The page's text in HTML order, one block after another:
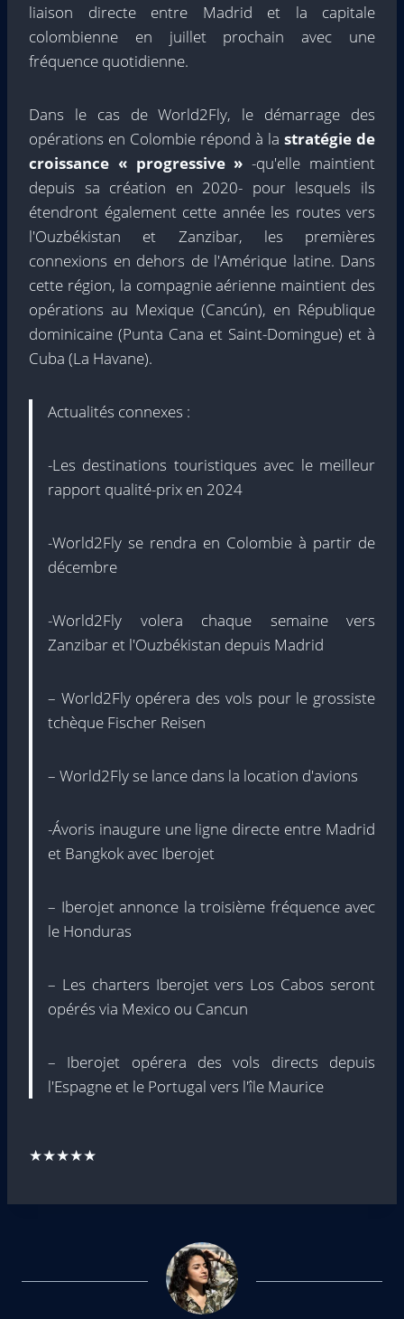
liaison directe entre Madrid et la capitale
colombienne en juillet prochain avec une
fréquence quotidienne.
Dans le cas de World2Fly, le démarrage des
opérations en Colombie répond à la stratégie de
croissance « progressive » -qu'elle maintient
depuis sa création en 2020- pour lesquels ils
étendront également cette année les routes vers
l'Ouzbékistan et Zanzibar, les premières
connexions en dehors de l'Amérique latine. Dans
cette région, la compagnie aérienne maintient des
opérations au Mexique (Cancún), en République
dominicaine (Punta Cana et Saint-Domingue) et à
Cuba (La Havane).
Actualités connexes :
-Les destinations touristiques avec le meilleur
rapport qualité-prix en 2024
-World2Fly se rendra en Colombie à partir de
décembre
-World2Fly volera chaque semaine vers
Zanzibar et l'Ouzbékistan depuis Madrid
– World2Fly opérera des vols pour le grossiste
tchèque Fischer Reisen
– World2Fly se lance dans la location d'avions
-Ávoris inaugure une ligne directe entre Madrid
et Bangkok avec Iberojet
– Iberojet annonce la troisième fréquence avec
le Honduras
– Les charters Iberojet vers Los Cabos seront
opérés via Mexico ou Cancun
– Iberojet opérera des vols directs depuis
l'Espagne et le Portugal vers l'île Maurice
★★★★★